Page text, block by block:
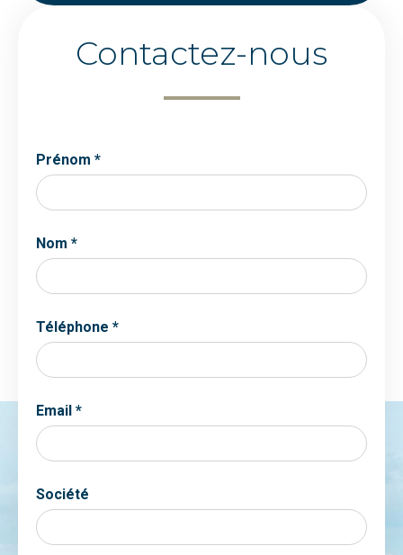
Contactez-nous
Prénom *
Nom *
Téléphone *
Email *
Société